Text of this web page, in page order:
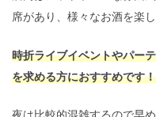
席があり、様々なお酒を楽し
時折ライブイベントやパー
を求める方におすすめです！